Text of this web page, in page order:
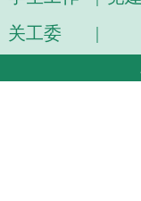
关工委
|